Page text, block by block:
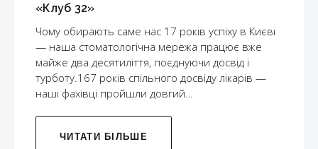
«Клуб 32»
Чому обирають саме нас 17 років успіху в Києві
— наша стоматологічна мережа працює вже
майже два десятиліття, поєднуючи досвід і
турботу.167 років спільного досвіду лікарів —
наші фахівці пройшли довгий…
ЧИТАТИ БІЛЬШЕ